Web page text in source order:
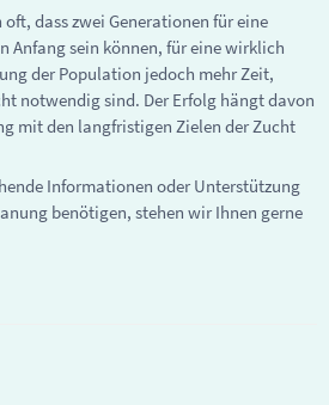
oft, dass zwei Generationen für eine
Anfang sein können, für eine wirklich
der Population jedoch mehr Zeit,
notwendig sind. Der Erfolg hängt davon
mit den langfristigen Zielen der Zucht
Informationen oder Unterstützung
benötigen, stehen wir Ihnen gerne